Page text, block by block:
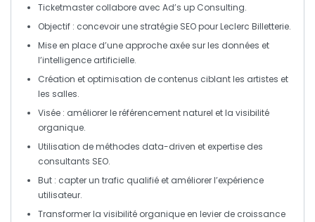
Ticketmaster collabore avec Ad’s up Consulting.
Objectif : concevoir une stratégie SEOpourLeclerc Billetterie.
Mise en place d’une approche axée sur les données et
l’intelligence artificielle.
Création et optimisation de contenus ciblant les artistes et
les salles.
Visée : améliorer leréférencement naturel et la visibilité
organique.
Utilisation de méthodes data-driven et expertise des
consultants SEO.
But : capter un trafic qualifié et améliorer l’expérience
utilisateur.
Transformer la visibilité organique en levier de croissance